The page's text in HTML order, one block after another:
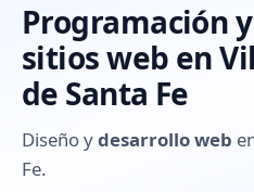
Programación
sitios web en
de Santa Fe
Diseño ydesarrollo web
Fe.